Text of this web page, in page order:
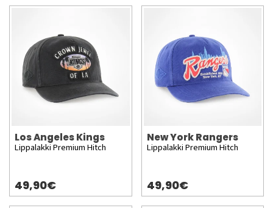
Los Angeles Kings
Lippalakki Premium Hitch
49,90€
New York Rangers
Lippalakki Premium Hitch
49,90€